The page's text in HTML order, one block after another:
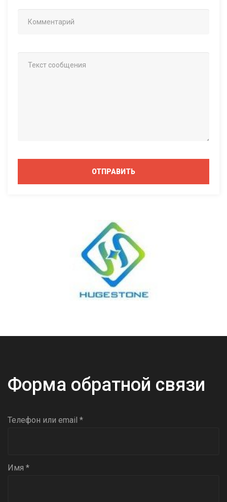
ОТПРАВИТЬ
Форма обратной связи
Телефон или email *
Имя *